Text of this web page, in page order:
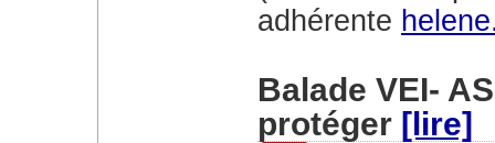
adhérente
Balade VEI-
protéger [lire]